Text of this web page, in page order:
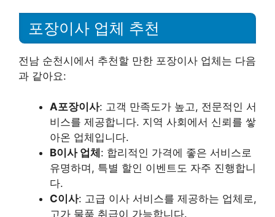
포장이사 업체 추천
전남 순천시에서 추천할 만한 포장이사 업체는 다음
과 같아요:
A포장이사: 고객 만족도가 높고, 전문적인 서
비스를 제공합니다. 지역 사회에서 신뢰를 쌓
아온 업체입니다.
B이사 업체 : 합리적인 가격에 좋은 서비스로
유명하며, 특별 할인 이벤트도 자주 진행합니
다.
C이사: 고급 이사 서비스를 제공하는 업체로,
고가 물품 취급이 가능합니다.